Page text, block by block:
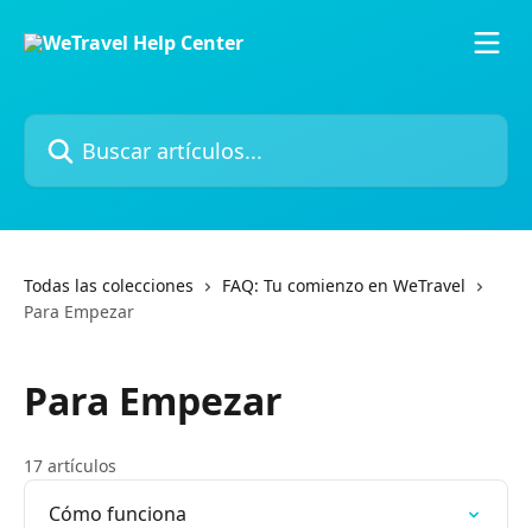
Buscar artículos...
Todas las colecciones
FAQ: Tu comienzo en WeTravel
Para Empezar
Para Empezar
17 artículos
Cómo funciona